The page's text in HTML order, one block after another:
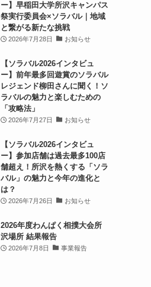
ー】早稲田大学所沢キャンパス
祭実行委員会×ソラバル｜地域
と繋がる新たな挑戦
2026年7月28日 お知らせ
【ソラバル2026インタビュ
ー】前年最多回遊賞のソラバル
レジェンド柳田さんに聞く！ソ
ラバルの魅力と楽しむための
「攻略法」
2026年7月27日 お知らせ
【ソラバル2026インタビュ
ー】参加店舗は過去最多100店
舗超え！所沢を熱くする「ソラ
バル」の魅力と今年の進化と
は？
2026年7月26日 お知らせ
2026年度わんぱく相撲大会所
沢場所 結果報告
2026年7月8日 事業報告